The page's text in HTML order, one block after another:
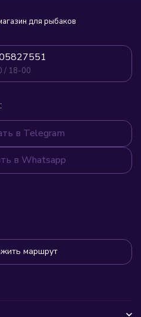
для рыбаков
/ 18-00
в Telegram
в Whatsapp
маршрут